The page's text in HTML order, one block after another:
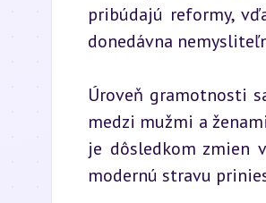
pribúdajú reformy,
donedávna
Úroveň gramotnosti
medzi mužmi a
je dôsledkom zmien
modernú stravu